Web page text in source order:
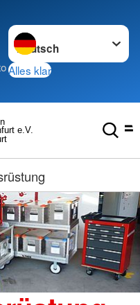
Sprache wechseln zu
Alles klar
e.V.